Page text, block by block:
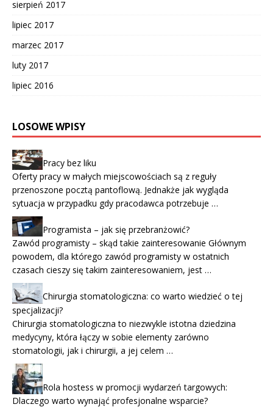
sierpień 2017
lipiec 2017
marzec 2017
luty 2017
lipiec 2016
LOSOWE WPISY
Pracy bez liku
Oferty pracy w małych miejscowościach są z reguły
przenoszone pocztą pantoflową. Jednakże jak wygląda
sytuacja w przypadku gdy pracodawca potrzebuje …
Programista – jak się przebranżowić?
Zawód programisty – skąd takie zainteresowanie Głównym
powodem, dla którego zawód programisty w ostatnich
czasach cieszy się takim zainteresowaniem, jest …
Chirurgia stomatologiczna: co warto wiedzieć o tej
specjalizacji?
Chirurgia stomatologiczna to niezwykle istotna dziedzina
medycyny, która łączy w sobie elementy zarówno
stomatologii, jak i chirurgii, a jej celem …
Rola hostess w promocji wydarzeń targowych:
Dlaczego warto wynająć profesjonalne wsparcie?